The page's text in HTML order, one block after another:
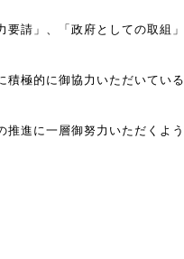
要請」、「政府としての取組」
積極的に御協力いただいている
進に一層御努力いただくよう